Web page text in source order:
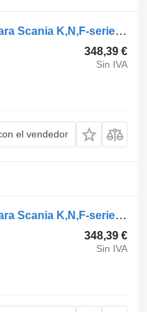
Scania K-series (01.06-) 2072977 recirculación de gases de escape para Scania K,N,F-series bus (2006-) autobús
348,39 €
Sin IVA
el vendedor
Scania K-series (01.06-) 2072977 recirculación de gases de escape para Scania K,N,F-series bus (2006-) autobús
348,39 €
Sin IVA